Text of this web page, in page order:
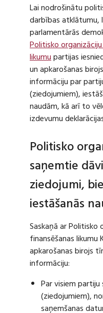
Lai nodrošinātu
darbības atklātumu,
parlamentārās
Politisko
likumupartijas
un apkarošanas
informāciju par
(ziedojumiem),
naudām, kā arī to
izdevumu
Politisko
saņemtie
ziedojumi,
iestāšanās
Saskaņā ar Politisko
finansēšanas likumu
apkarošanas birojs
informāciju:
Par visiem
(ziedojumiem),
saņemšanas